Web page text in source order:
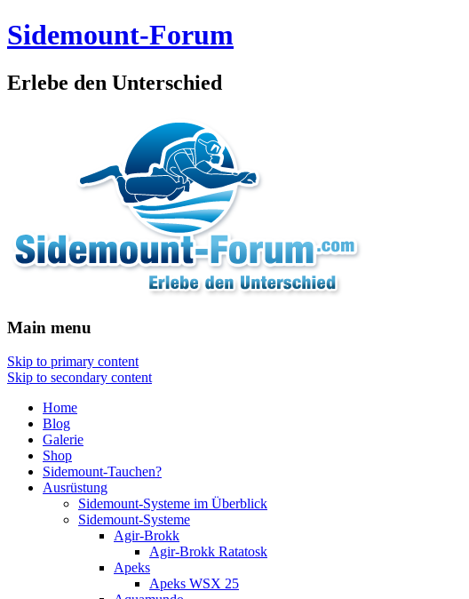
Sidemount-Forum
Erlebe den Unterschied
Main menu
Skip to primary content
Skip to secondary content
Home
Blog
Galerie
Shop
Sidemount-Tauchen?
Ausrüstung
Sidemount-Systeme im Überblick
Sidemount-Systeme
Agir-Brokk
Agir-Brokk Ratatosk
Apeks
Apeks WSX 25